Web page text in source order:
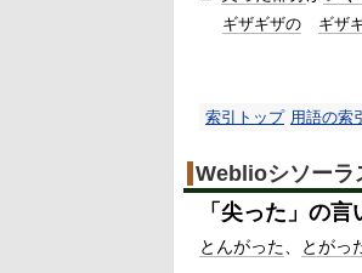
ギザギザの ギザ
索引トップ 用語の索引
Weblioシソーラ
「 尖った 」の
とんがった とがっ